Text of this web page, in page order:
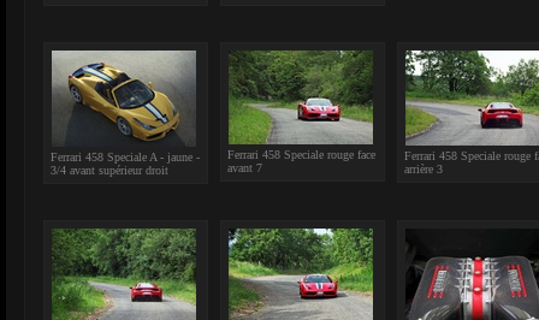
Ferrari 458 Speciale A - jaune -
3/4 avant supérieur droit
Ferrari 458 Speciale rouge face
avant 7
Ferrari 458 Speciale rouge
arrière 3